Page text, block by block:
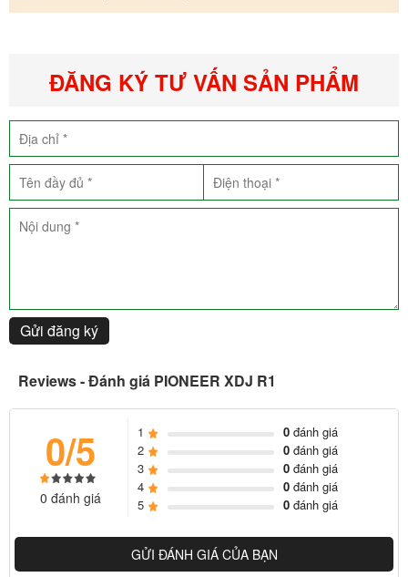
ĐĂNG KÝ TƯ VẤN SẢN PHẨM
Gửi đăng ký
Reviews - Đánh giá PIONEER XDJ R1
0/5
0 đánh giá
1 0đánh giá
2
0đánh giá
3
0đánh giá
4
0đánh giá
5
0đánh giá
GỬI ĐÁNH GIÁ CỦA BẠN